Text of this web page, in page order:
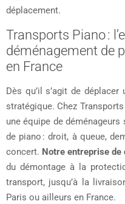
déplacement.
Transports Piano :
déménagement de
en France
Dès qu’il s’agit de
stratégique. Chez
une équipe de
de piano : droit, à queue,
concert. Notre entreprise
du démontage à la
transport, jusqu’à la
Paris ou ailleurs en France.